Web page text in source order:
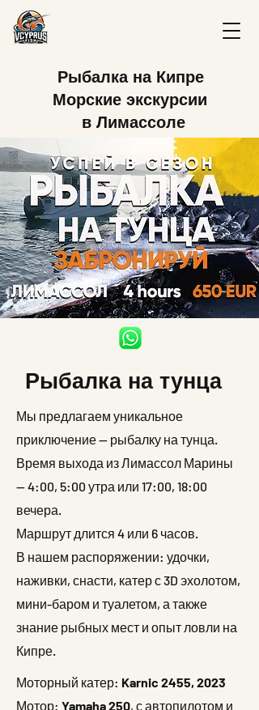
Рыбалка на Кипре
Морские экскурсии
в Лимассоле
Рыбалка на тунца
Мы предлагаем уникальное
приключение — рыбалку на тунца.
Время выхода из Лимассол Марины
— 4:00, 5:00 утра или 17:00, 18:00
вечера.
Маршрут длится 4 или 6 часов.
В нашем распоряжении: удочки,
наживки, снасти, катер с 3D эхолотом,
мини-баром и туалетом, а также
знание рыбных мест и опыт ловли на
Кипре.
Моторный катер: Karnic 2455, 2023
Мотор: Yamaha 250, с автопилотом и